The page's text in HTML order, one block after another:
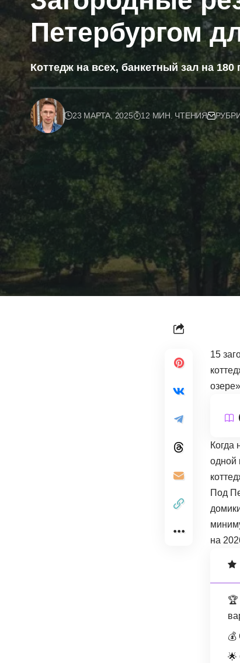
Петербургом
Коттедж на всех, банкетный зал на
23 МАРТА, 2025 12 МИН. ЧТЕНИЯ
15
Когда
одной
Под
на
🏆
💰
🌟